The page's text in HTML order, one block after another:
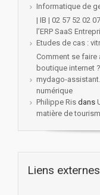
Informatique de
| IB | 02 57 52 02 07
l’ERP SaaS
Etudes de cas :
Comment se faire
boutique internet ?
mydago-
numérique
Philippe Ris dans
matière de
Liens externes